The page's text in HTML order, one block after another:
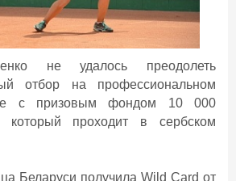
не удалось преодолеть
отбор на профессиональном
с призовым фондом 10 000
проходит в сербском
Беларуси получила Wild Card от